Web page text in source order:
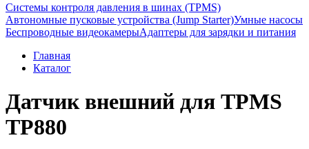
Системы контроля давления в шинах (TPMS)
Автономные пусковые устройства (Jump Starter)Умные насосы
Беспроводные видеокамерыАдаптеры для зарядки и питания
Главная
Каталог
Датчик внешний для TPMS
TP880